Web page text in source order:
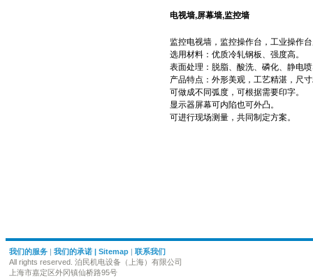
电视墙,屏幕墙,监控墙
监控电视墙，监控操作台，工业操作
选用材料：优质冷轧钢板、强度高。
表面处理：脱脂、酸洗、磷化、静电
产品特点：外形美观，工艺精湛，尺
可做成不同弧度，可根据需要印字。
显示器屏幕可内陷也可外凸。
可进行现场测量，共同制定方案。
我们的服务| 我们的承诺| Sitemap| 联系我们
All rights reserved. 泊民机电设备（上海）有限公司
上海市嘉定区外冈镇仙桥路95号